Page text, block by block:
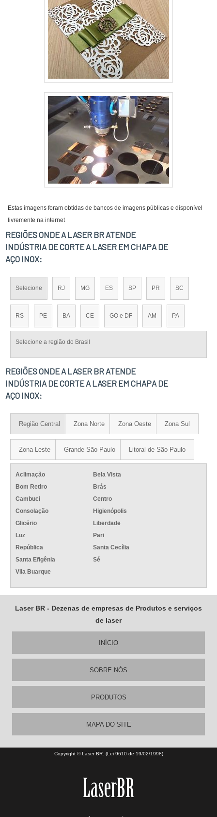
Estas imagens foram obtidas de bancos de imagens públicas e disponível
livremente na internet
REGIÕES ONDE A LASER BR ATENDE
INDÚSTRIA DE CORTE A LASER EM CHAPA DE
AÇO INOX:
Selecione RJ MG ES SP PR SC
RS PE BA CE GO e DF AM PA
Selecione a região do Brasil
REGIÕES ONDE A LASER BR ATENDE
INDÚSTRIA DE CORTE A LASER EM CHAPA DE
AÇO INOX:
Região Central Zona Norte Zona Oeste Zona Sul
Zona Leste Grande São Paulo Litoral de São Paulo
Aclimação
Bela Vista
Bom Retiro
Brás
Cambuci
Centro
Consolação
Higienópolis
Glicério
Liberdade
Luz
Pari
República
Santa Cecília
Santa Efigênia
Sé
Vila Buarque
Laser BR - Dezenas de empresas de Produtos e serviços
de laser
INÍCIO
SOBRE NÓS
PRODUTOS
MAPA DO SITE
Copyright © Laser BR. (Lei 9610 de 19/02/1998)